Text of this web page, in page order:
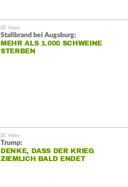
Stallbrand bei Augsburg:
MEHR ALS 1.000 SCHWEINE
STERBEN
Trump:
DENKE, DASS DER KRIEG
ZIEMLICH BALD ENDET